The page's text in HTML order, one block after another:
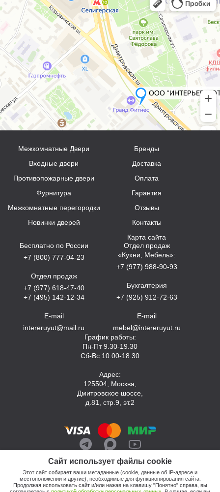
Сайт использует файлы cookie
Этот сайт собирает ваши метаданные (cookie, данные об IP-адресе и
местоположении и другие), необходимые для функционирования сайта.
Продолжая использовать сайт и/или нажав на клавишу "Понятно" справа, вы
Межкомнатные Двери
Входные двери
Противопожарные двери
Фурнитура
Межкомнатные перегородки
Новинки дверей
Бренды
Доставка
Оплата
Гарантия
Отзывы
Контакты
Карта сайта
Бесплатно по России
+7 (800) 777-04-23
Отдел продаж
+7 (977) 618-47-40
+7 (495) 142-12-34
E-mail
intereruyut@mail.ru
Отдел продаж
«Кухни, Мебель»:
+7 (977) 988-90-93
Бухгалтерия
+7 (925) 912-72-63
E-mail
mebel@intereruyut.ru
График работы:
Пн-Пт 9.30-19.30
Сб-Вс 10.00-18.30
Адрес:
125504, Москва,
Дмитровское шоссе,
д.81, стр.9, эт.2